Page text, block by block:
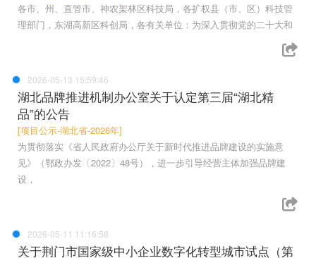
各市、州、直管市、神农架林区科技局，各扩权县（市、区）科技管
理部门，东湖高新区科创局，各有关单位：为深入贯彻党的二十大和
2026-05-13 15:59:46
湖北品牌推进机制办公室关于认定第三届“湖北精
品”的公告
[项目公示-湖北省-2026年]
为贯彻落实《省人民政府办公厅关于新时代推进品牌建设的实施意
见》（鄂政办发〔2022〕48号），进一步引导经营主体加强品牌建
设，
2026-05-11 11:16:58
关于荆门市国家级中小企业数字化转型城市试点（第